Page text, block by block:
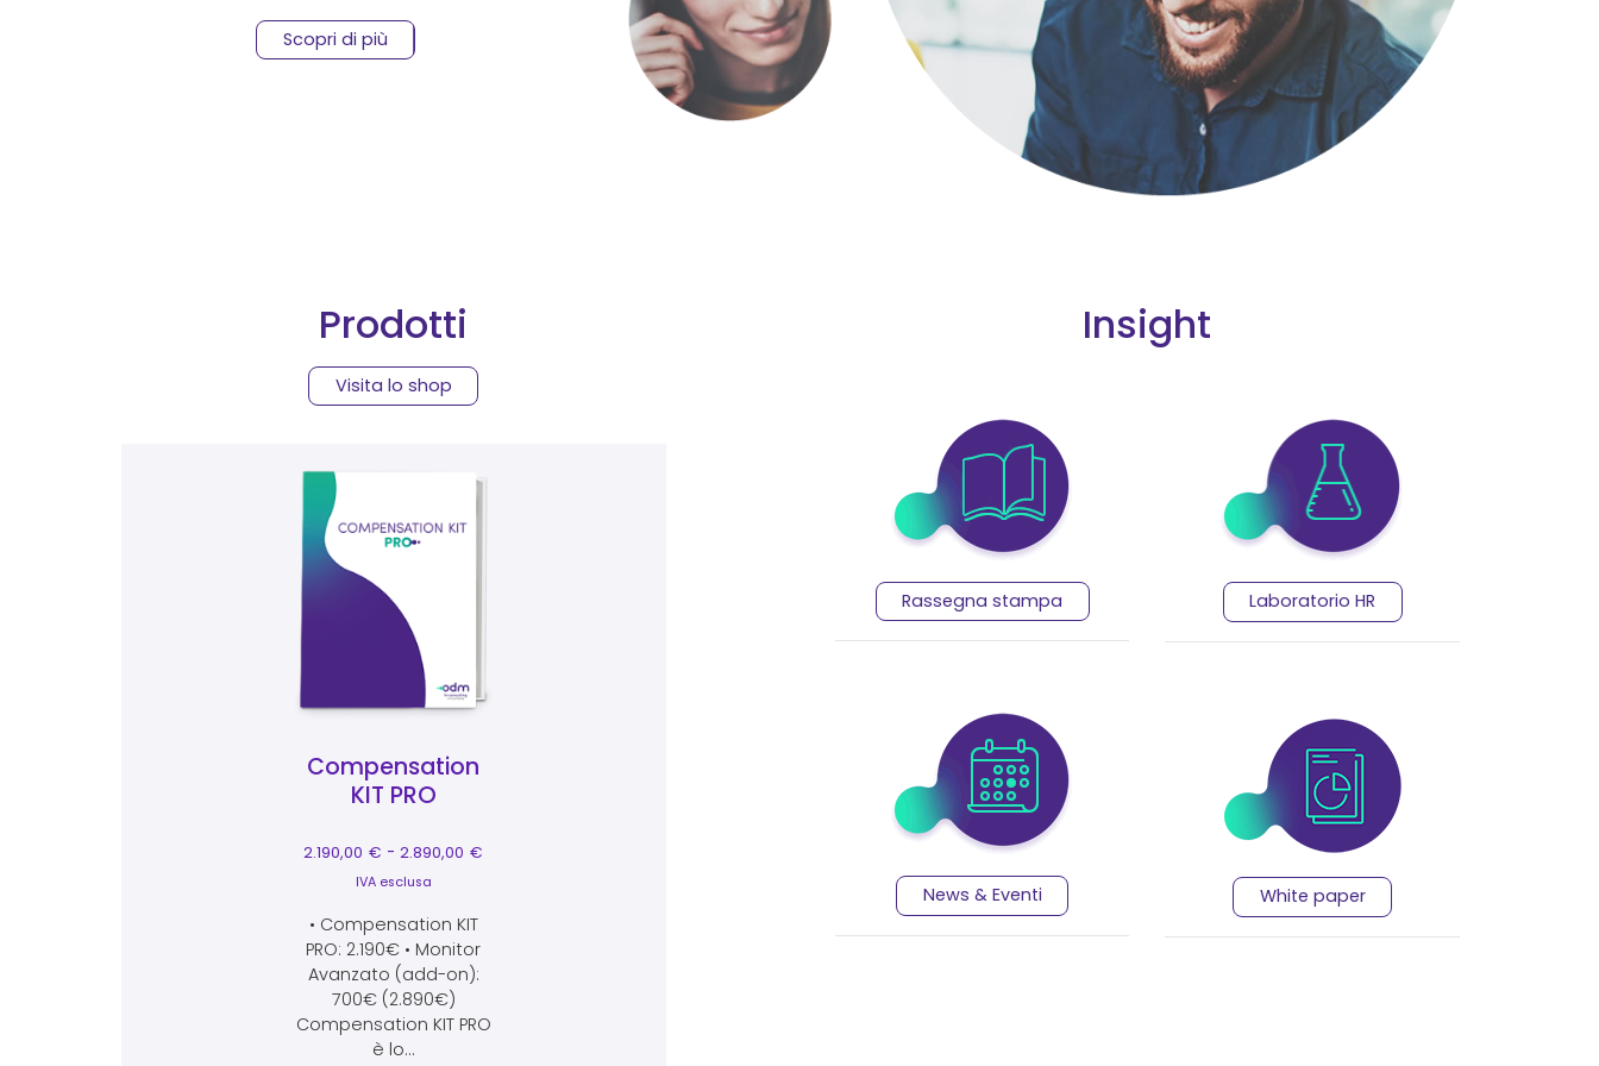
Scopri di più
Prodotti
Visita lo shop
Compensation
KIT PRO
2.190,00 € - 2.890,00 €
IVA esclusa
• Compensation KIT
PRO: 2.190€ • Monitor
Avanzato (add-on):
700€ (2.890€)
Compensation KIT PRO
è lo...
Questo prodotto ha più varianti. Le opzioni possono essere scelte nella pagina del prodotto
Insight
Rassegna stampa
News & Eventi
Laboratorio HR
White paper